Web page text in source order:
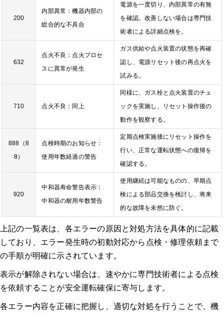
200
内部異常：機器内部の
総合的な不具合
電源を一度切り、内部異常の有無
を確認。改善しない場合は専門技
術者による詳細点検を。
632
点火不良：点火プロセ
スに異常が発生
ガス供給や点火装置の状態を再確
認し、電源リセット後の再点火を
試みる。
710 点火不良：同上
同様に、ガス栓と点火装置のチェ
ックを実施し、リセット操作後の
動作を観察する。
888（8
8）
点検時期のお知らせ：
使用年数経過の警告
定期点検実施後にリセット操作を
行い、正常な運転状態への復帰を
確認する。
920
中和器寿命警告表示：
中和器の耐用年数警告
使用継続は可能なものの、早期点
検による部品交換を検討し、将来
的な故障を未然に防ぐ。
上記の一覧表は、各エラーの原因と対処方法を具体的に記載
しており、エラー発生時の初動対応から点検・修理依頼まで
の手順が明確に示されています。
表示が解除されない場合は、速やかに専門技術者による点検
を依頼することが安全運転確保に寄与します。
各エラー内容を正確に把握し、適切な対処を行うことで、機